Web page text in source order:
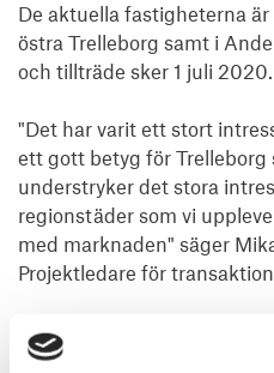
De aktuella fastigheterna
östra Trelleborg samt i
och tillträde sker 1 juli 2020.
"Det har varit ett stort
ett gott betyg för Trelleborg
understryker det stora
regionstäder som vi
med marknaden" säger
Projektledare för
Svefa har varit säljarens
Enckell Advokatbyrå har